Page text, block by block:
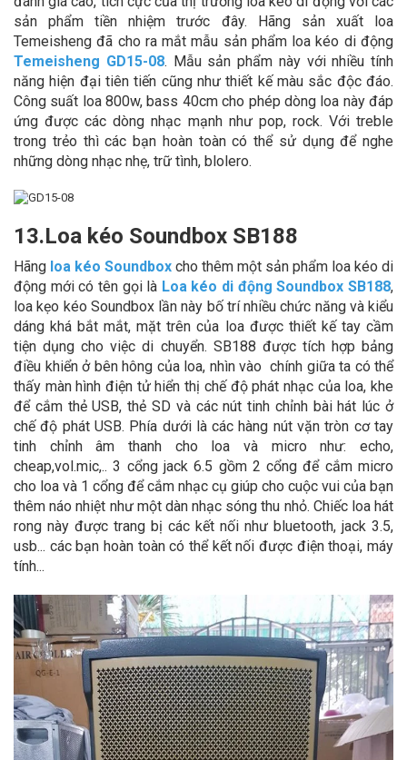
sản phẩm tiền nhiệm trước đây. Hãng sản xuất loa
Temeisheng đã cho ra mắt mẫu sản phẩm loa kéo di động
Temeisheng GD15-08. Mẫu sản phẩm này với nhiều tính
năng hiện đại tiên tiến cũng như thiết kế màu sắc độc đáo.
Công suất loa 800w, bass 40cm cho phép dòng loa này đáp
ứng được các dòng nhạc mạnh như pop, rock. Với treble
trong trẻo thì các bạn hoàn toàn có thể sử dụng để nghe
những dòng nhạc nhẹ, trữ tình, blolero.
13.Loa kéo Soundbox SB188
Hãng loa kéo Soundbox cho thêm một sản phẩm loa kéo di
động mới có tên gọi là Loa kéo di động Soundbox SB188,
loa kẹo kéo Soundbox lần này bố trí nhiều chức năng và kiểu
dáng khá bắt mắt, mặt trên của loa được thiết kế tay cầm
tiện dụng cho việc di chuyển. SB188 được tích hợp bảng
điều khiển ở bên hông của loa, nhìn vào chính giữa ta có thể
thấy màn hình điện tử hiển thị chế độ phát nhạc của loa, khe
để cắm thẻ USB, thẻ SD và các nút tinh chỉnh bài hát lúc ở
chế độ phát USB. Phía dưới là các hàng nút vặn tròn cơ tay
tinh chỉnh âm thanh cho loa và micro như: echo,
cheap,vol.mic,.. 3 cổng jack 6.5 gồm 2 cổng để cắm micro
cho loa và 1 cổng để cắm nhạc cụ giúp cho cuộc vui của bạn
thêm náo nhiệt như một dàn nhạc sóng thu nhỏ. Chiếc loa hát
rong này được trang bị các kết nối như bluetooth, jack 3.5,
usb... các bạn hoàn toàn có thể kết nối được điện thoại, máy
tính...